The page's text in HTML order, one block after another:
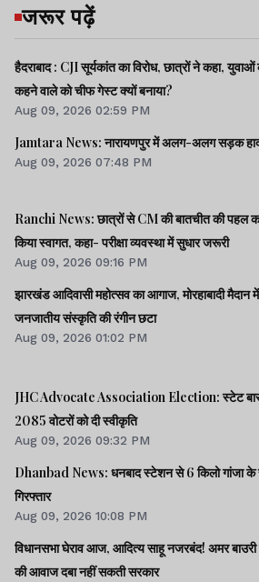
जरूर पढ़ें
हैदराबाद : CJI सूर्यकांत का विरोध, छात्रों ने कहा,
कहने वाले को चीफ गेस्ट क्यों बनाया?
Aug 09, 2026 02:59 PM
Jamtara News: नारायणपुर में अलग-अलग सड़क
Aug 09, 2026 07:48 PM
Ranchi News: छात्रों से CM की बातचीत की पहल
किया स्वागत, कहा- परीक्षा व्यवस्था में सुधार जरूरी
Aug 09, 2026 09:16 PM
झारखंड आदिवासी महोत्सव का आगाज, मोरहाबादी मैदान
जनजातीय संस्कृति की रंगीन छटा
Aug 09, 2026 01:02 PM
JHC Advocate Association Election: स्टेट
2085 वोटरों को दी स्वीकृति
Aug 09, 2026 09:32 PM
Dhanbad News: धनबाद स्टेशन से 6 किलो गांजा
गिरफ्तार
Aug 09, 2026 10:08 PM
विधानसभा घेराव आज, आदित्य साहू नजरबंद! अमर बाउरी बोले, छात्रों
की आवाज दबा नहीं सकती सरकार